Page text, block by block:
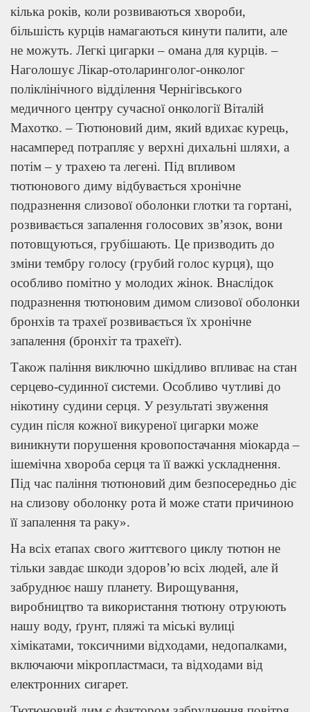
кілька років, коли розвиваються хвороби,
більшість курців намагаються кинути палити, але
не можуть. Легкі цигарки – омана для курців. –
Наголошує Лікар-отоларинголог-онколог
поліклінічного відділення Чернігівського
медичного центру сучасної онкології Віталій
Махотко. – Тютюновий дим, який вдихає курець,
насамперед потрапляє у верхні дихальні шляхи, а
потім – у трахею та легені. Під впливом
тютюнового диму відбувається хронічне
подразнення слизової оболонки глотки та гортані,
розвивається запалення голосових зв’язок, вони
потовщуються, грубішають. Це призводить до
зміни тембру голосу (грубий голос курця), що
особливо помітно у молодих жінок. Внаслідок
подразнення тютюновим димом слизової оболонки
бронхів та трахеї розвивається їх хронічне
запалення (бронхіт та трахеїт).
Також паління виключно шкідливо впливає на стан
серцево-судинної системи. Особливо чутливі до
нікотину судини серця. У результаті звуження
судин після кожної викуреної цигарки може
виникнути порушення кровопостачання міокарда –
ішемічна хвороба серця та її важкі ускладнення.
Під час паління тютюновий дим безпосередньо діє
на слизову оболонку рота й може стати причиною
її запалення та раку».
На всіх етапах свого життєвого циклу тютюн не
тільки завдає шкоди здоров’ю всіх людей, але й
забруднює нашу планету. Вирощування,
виробництво та використання тютюну отруюють
нашу воду, ґрунт, пляжі та міські вулиці
хімікатами, токсичними відходами, недопалками,
включаючи мікропластмаси, та відходами від
електронних сигарет.